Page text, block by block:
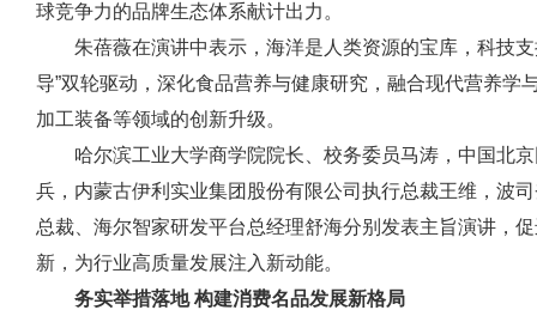
球竞争力的品牌生态体系献计出力。
朱蓓薇在演讲中表示，海洋是人类资源的宝库，科技
导”双轮驱动，深化食品营养与健康研究，融合现代营养学
加工装备等领域的创新升级。
哈尔滨工业大学商学院院长、校务委员马涛，中国北
兵，内蒙古伊利实业集团股份有限公司执行总裁王维，波
总裁、海尔智家研发平台总经理舒海分别发表主旨演讲，
新，为行业高质量发展注入新动能。
务实举措落地 构建消费名品发展新格局